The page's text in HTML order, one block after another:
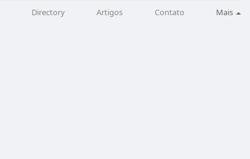
Directory Artigos Contato Mais